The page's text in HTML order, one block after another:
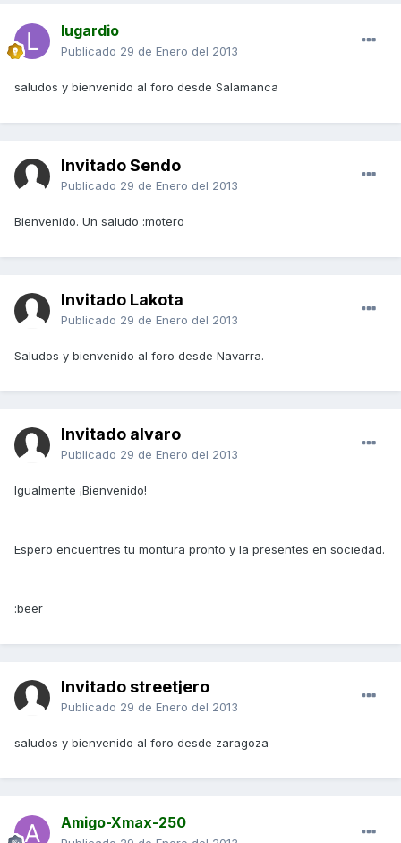
lugardio
Publicado 29 de Enero del 2013
saludos y bienvenido al foro desde Salamanca
Invitado Sendo
Publicado 29 de Enero del 2013
Bienvenido. Un saludo :motero
Invitado Lakota
Publicado 29 de Enero del 2013
Saludos y bienvenido al foro desde Navarra.
Invitado alvaro
Publicado 29 de Enero del 2013
Igualmente ¡Bienvenido!
Espero encuentres tu montura pronto y la presentes en sociedad.
:beer
Invitado streetjero
Publicado 29 de Enero del 2013
saludos y bienvenido al foro desde zaragoza
Amigo-Xmax-250